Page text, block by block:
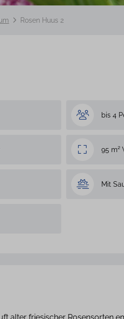
Rosen Huus 2
bis 4
95 m²
Mit